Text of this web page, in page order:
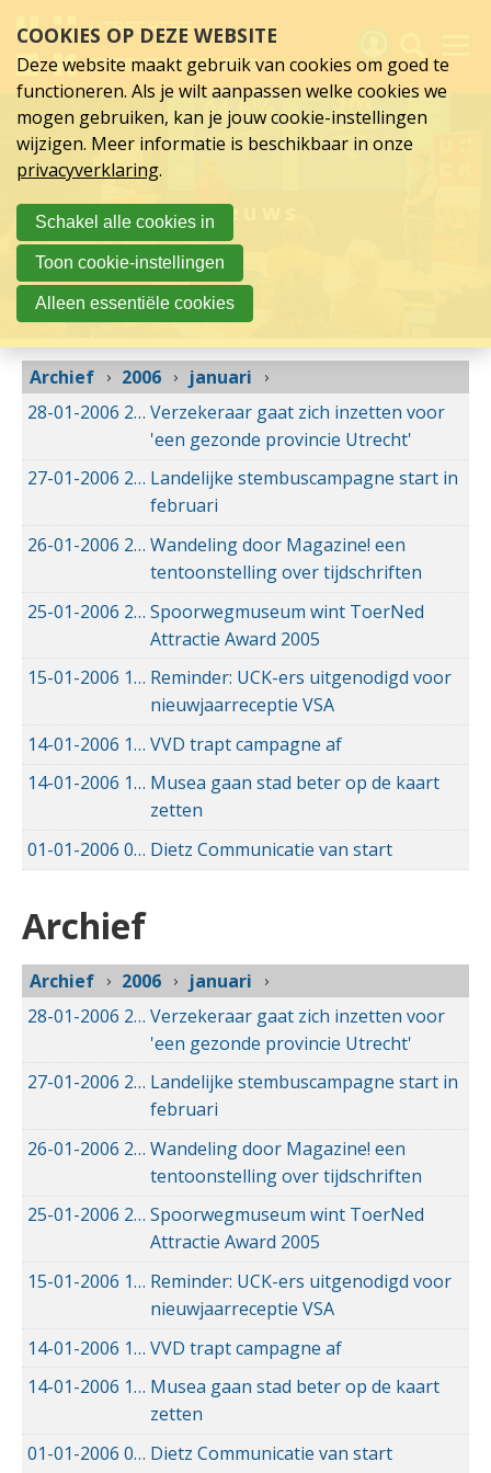
januari
2006
links
over
Spring
hoofd
inhoud
Spring
naar
hoofdnavigatie
Nieuws
Archief 2006
januari
28-01-2006 28-01-2006 00:00
Verzekeraar gaat zich inzetten voor
'een gezonde provincie Utrecht'
27-01-2006 27-01-2006 00:00
Landelijke stembuscampagne start in
februari
26-01-2006 26-01-2006 00:00
Wandeling door Magazine! een
tentoonstelling over tijdschriften
25-01-2006 25-01-2006 00:00
Spoorwegmuseum wint ToerNed
Attractie Award 2005
15-01-2006 15-01-2006 00:00
Reminder: UCK-ers uitgenodigd voor
nieuwjaarreceptie VSA
14-01-2006 14-01-2006 00:00
VVD trapt campagne af
14-01-2006 14-01-2006 00:00
Musea gaan stad beter op de kaart
zetten
01-01-2006 01-01-2006 00:00 Dietz Communicatie van start
Archief
Archief 2006
januari
28-01-2006 28-01-2006 00:00
Verzekeraar gaat zich inzetten voor
'een gezonde provincie Utrecht'
27-01-2006 27-01-2006 00:00
Landelijke stembuscampagne start in
februari
26-01-2006 26-01-2006 00:00
Wandeling door Magazine! een
tentoonstelling over tijdschriften
25-01-2006 25-01-2006 00:00
Spoorwegmuseum wint ToerNed
Attractie Award 2005
15-01-2006 15-01-2006 00:00
Reminder: UCK-ers uitgenodigd voor
nieuwjaarreceptie VSA
14-01-2006 14-01-2006 00:00
VVD trapt campagne af
14-01-2006 14-01-2006 00:00
Musea gaan stad beter op de kaart
zetten
01-01-2006 01-01-2006 00:00 Dietz Communicatie van start
Activiteiten
Nieuws
Verslagen
Sluit je aan
Over UCK
COOKIES OP DEZE WEBSITE
Deze website maakt gebruik van cookies om goed te
functioneren. Als je wilt aanpassen welke cookies we
mogen gebruiken, kan je jouw cookie-instellingen
wijzigen. Meer informatie is beschikbaar in onze
privacyverklaring.
Schakel alle cookies in
Toon cookie-instellingen
Alleen essentiële cookies